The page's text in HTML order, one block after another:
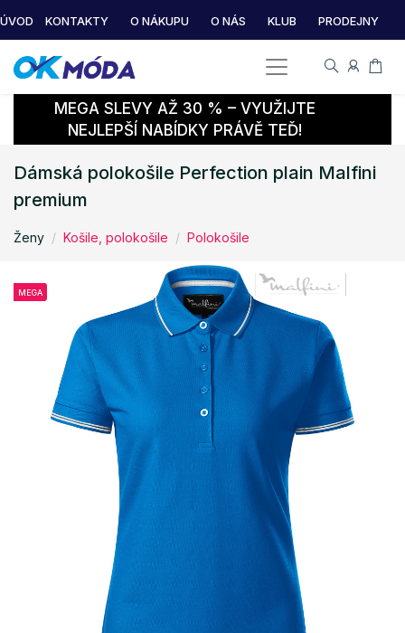
ÚVOD KONTAKTY O NÁKUPU O NÁS KLUB PRODEJNY
MEGA SLEVY AŽ 30 % – VYUŽIJTE
NEJLEPŠÍ NABÍDKY PRÁVĚ TEĎ!
Dámská polokošile Perfection plain Malfini
premium
Ženy Košile, polokošile Polokošile
MEGA